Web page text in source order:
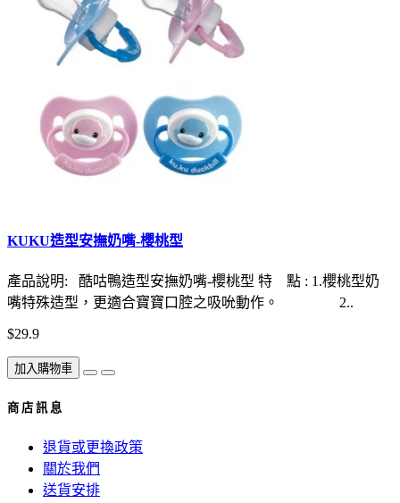
KUKU造型安撫奶嘴-櫻桃型
產品說明: 酷咕鴨造型安撫奶嘴-櫻桃型 特 點 : 1.櫻桃型奶
嘴特殊造型，更適合寶寶口腔之吸吮動作。 2..
$29.9
加入購物車
商 店 訊 息
退貨或更換政策
關於我們
送貨安排